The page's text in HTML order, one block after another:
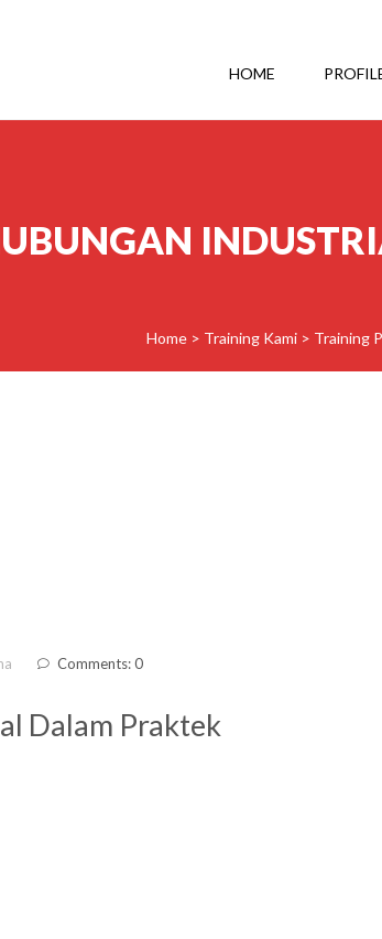
HOME
Home > Training Kami > Training
Comments: 0
Dalam Praktek